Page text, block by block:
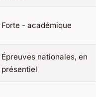
Forte - académique
Épreuves nationales, en
présentiel